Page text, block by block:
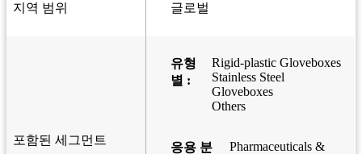
지역 범위 글로벌
포함된 세그먼트
유형
별 :
Rigid-plastic Gloveboxes
Stainless Steel
Gloveboxes
Others
응용 분
Pharmaceuticals &